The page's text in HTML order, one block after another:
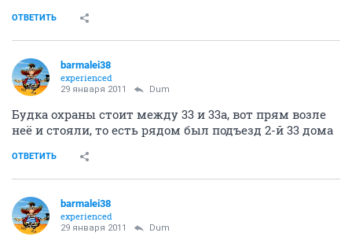
ОТВЕТИТЬ
barmalei38
experienced
29 января 2011 Dum
Будка охраны стоит между 33 и 33а, вот прям возле
неё и стояли, то есть рядом был подъезд 2-й 33 дома
ОТВЕТИТЬ
barmalei38
experienced
29 января 2011 Dum